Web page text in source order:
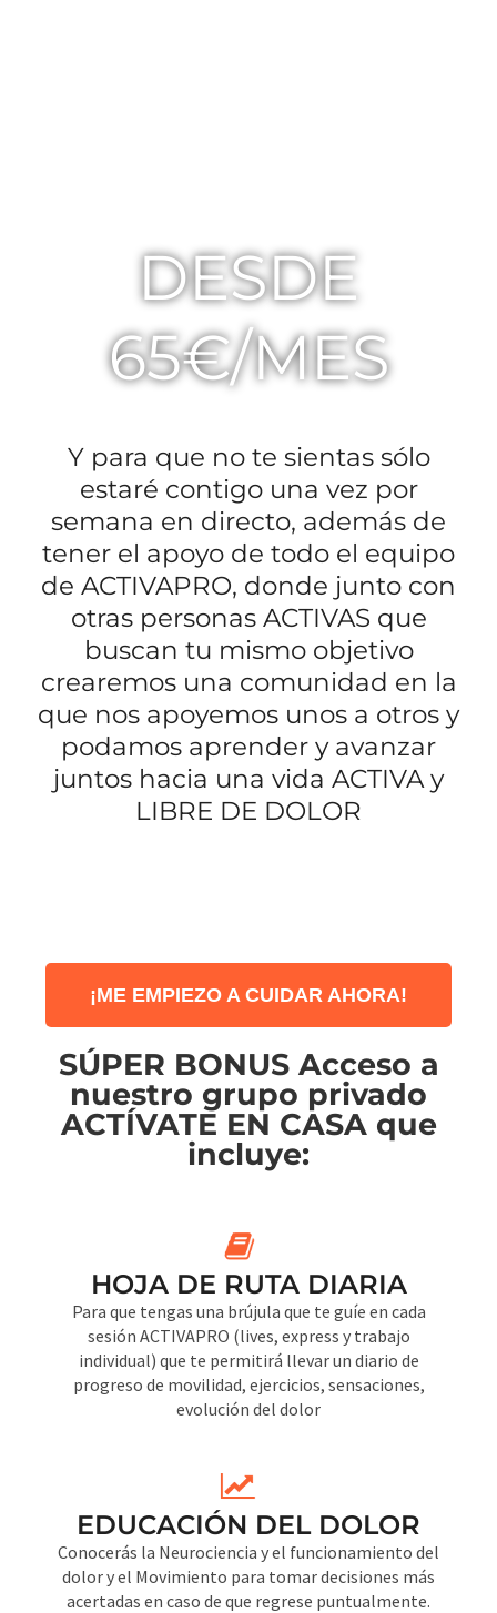
DESDE
65€/MES
Y para que no te sientas sólo
estaré contigo una vez por
semana en directo, además de
tener el apoyo de todo el equipo
de ACTIVAPRO, donde junto con
otras personas ACTIVAS que
buscan tu mismo objetivo
crearemos una comunidad en la
que nos apoyemos unos a otros y
podamos aprender y avanzar
juntos hacia una vida ACTIVA y
LIBRE DE DOLOR
¡ME EMPIEZO A CUIDAR AHORA!
SÚPER BONUS Acceso a
nuestro grupo privado
ACTÍVATE EN CASA que
incluye:
HOJA DE RUTA DIARIA
Para que tengas una brújula que te guíe en cada
sesión ACTIVAPRO (lives, express y trabajo
individual) que te permitirá llevar un diario de
progreso de movilidad, ejercicios, sensaciones,
evolución del dolor
EDUCACIÓN DEL DOLOR
Conocerás la Neurociencia y el funcionamiento del
dolor y el Movimiento para tomar decisiones más
acertadas en caso de que regrese puntualmente.